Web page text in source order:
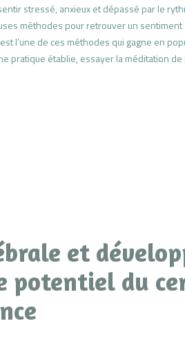
stressé, anxieux et dépassé par le
méthodes pour retrouver un
l’une de ces méthodes qui gagne en
pratique établie, essayer la méditation
et
potentiel du